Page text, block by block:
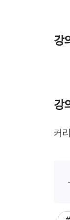
강
강
커